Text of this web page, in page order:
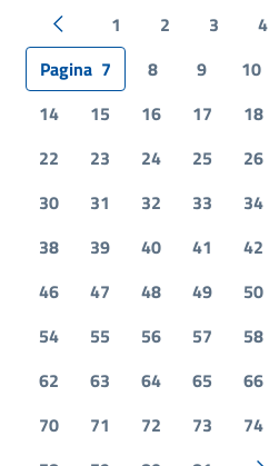
Pagina precedente
1 2 3 4
Pagina 7 8 9 10
14
15 16 17 18
22
23 24 25 26
30
31 32 33 34
38
39 40 41 42
46
47 48 49 50
54
55 56 57 58
62
63 64 65 66
70
71 72 73 74